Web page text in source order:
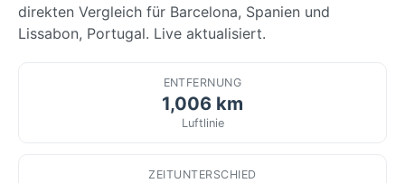
direkten Vergleich für Barcelona, Spanien und
Lissabon, Portugal. Live aktualisiert.
ENTFERNUNG
1,006 km
Luftlinie
ZEITUNTERSCHIED